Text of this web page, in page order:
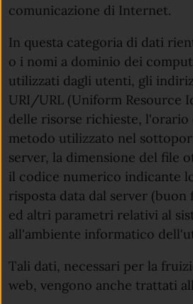
comunicazione di Internet.
In questa categoria di dati
o i nomi a dominio dei
utilizzati dagli utenti, gli
URI/URL (Uniform Resource
delle risorse richieste, l'orario
metodo utilizzato nel
server, la dimensione del file
il codice numerico indicante
risposta data dal server
ed altri parametri relativi al
all'ambiente informatico
Tali dati, necessari per la
web, vengono anche trattati